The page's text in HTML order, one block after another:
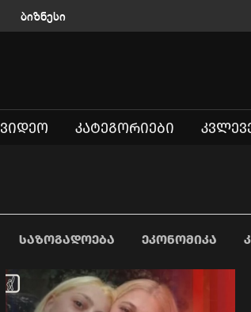
ბიზნესი
ᲕᲘᲓᲔᲝ ᲙᲐᲢᲔᲒᲝᲠᲘᲔᲑᲘ
ᲡᲐᲖᲝᲒᲐᲓᲝᲔᲑᲐ ᲔᲙᲝᲜᲝᲛᲘᲙᲐ